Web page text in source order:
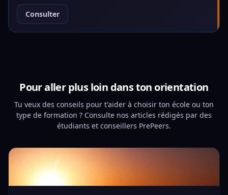
Consulter
Pour aller plus loin dans ton orientation
Tu veux des conseils pour t'aider à choisir ton école ou ton
type de formation ? Consulte nos articles rédigés par des
étudiants et conseillers PrePeers.